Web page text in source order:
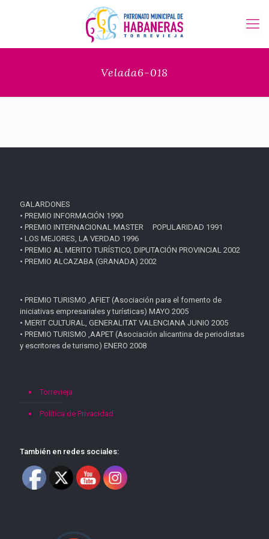
Velada6-018
GALARDONES
• PREMIO INFORMACIÓN 1990
• PREMIO INTERNACIONAL MASTER POPULARIDAD 1991
• LOS MEJORES, LA VERDAD 1996
• PREMIO AL MERITO TURÍSTICO, DIPUTACIÓN PROVINCIAL 2002
• PREMIO ALCAZABA (GRANADA) 2002
• PREMIO TURISMO ,AFIET (Asociación para el fomento de
iniciativas empresariales y turísticas) MAYO 2005
• MERIT CULTURAL, GENERALITAT VALENCIANA JUNIO 2005
• PREMIO TURISMO ,AAPET (Asociación alicantina de periodistas
y escritores de turismo) ENERO 2008
Torrevieja
Política de Privacidad
También en redes sociales: